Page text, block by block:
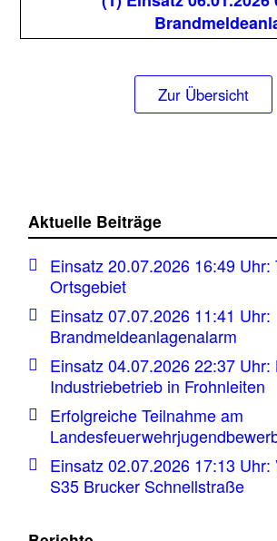
Zur Übersicht
Aktuelle Beiträge
Einsatz 20.07.2026 16:49 Uhr:
Ortsgebiet
Einsatz 07.07.2026 11:41 Uhr:
Brandmeldeanlagenalarm
Einsatz 04.07.2026 22:37 Uhr:
Industriebetrieb in Frohnleiten
Erfolgreiche Teilnahme am
Einsatz 02.07.2026 17:13 Uhr:
S35 Brucker Schnellstraße